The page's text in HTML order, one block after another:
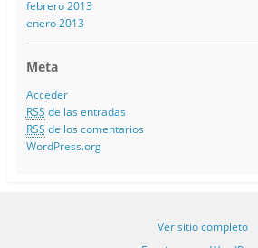
febrero 2013
enero 2013
Meta
Acceder
RSS de las entradas
RSS de los comentarios
WordPress.org
Ver sitio completo